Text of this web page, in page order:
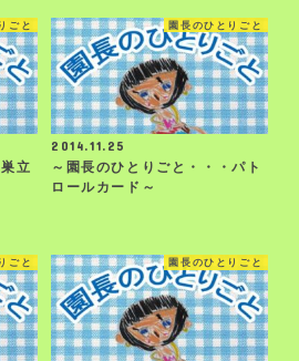
ごと
立
園長のひとりごと
2014.11.25
～園長のひとりごと・・・パト
ロールカード～
ごと 園長のひとりごと